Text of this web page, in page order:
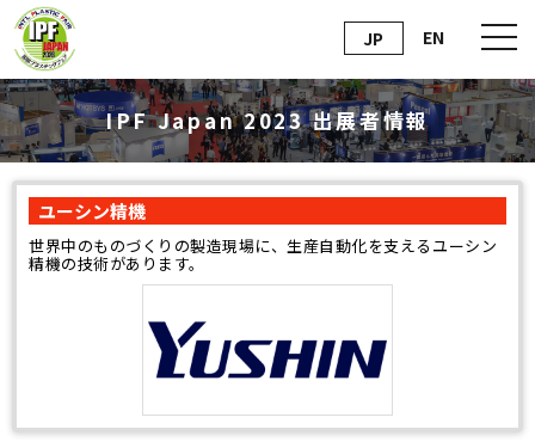
JP EN
IPF Japan 2023 出展者情報
ユーシン精機
世界中のものづくりの製造現場に、生産自動化を支えるユーシン
精機の技術があります。